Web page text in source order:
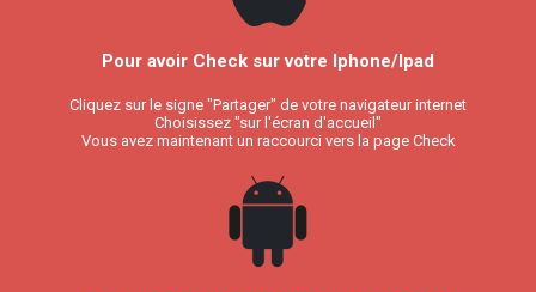
Pour avoir Check sur votre Iphone/Ipad
Cliquez sur le signe "Partager" de votre navigateur internet
Choisissez "sur l'écran d'accueil"
Vous avez maintenant un raccourci vers la page Check